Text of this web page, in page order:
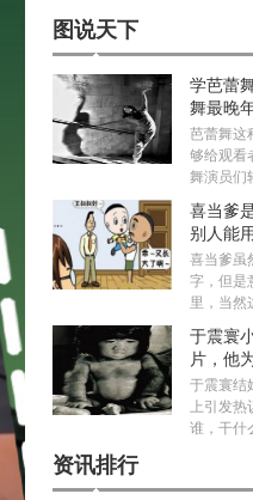
图说天下
学芭蕾
舞最晚
芭蕾舞这
够给观看
舞演员们
喜当爹
别人能
喜当爹虽
字，但是
里，当然
于震寰
片，他
于震寰结
上引发
谁，干什
资讯排行